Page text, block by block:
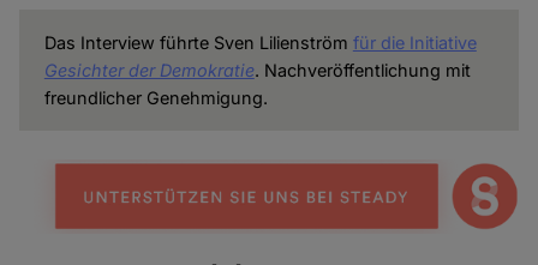
Das Interview führte Sven Lilienström für die Initiative
Gesichter der Demokratie. Nachveröffentlichung mit
freundlicher Genehmigung.